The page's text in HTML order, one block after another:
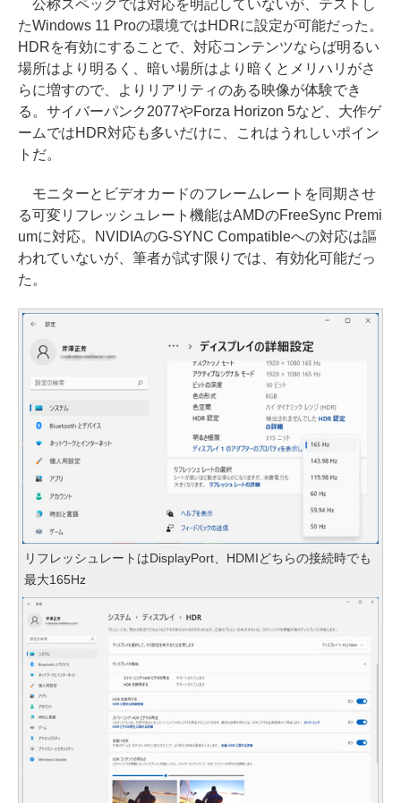
公称スペックでは対応を明記していないが、テストし
たWindows 11 Proの環境ではHDRに設定が可能だった。
HDRを有効にすることで、対応コンテンツならば明るい
場所はより明るく、暗い場所はより暗くとメリハリがさ
らに増すので、よりリアリティのある映像が体験でき
る。サイバーパンク2077やForza Horizon 5など、大作ゲ
ームではHDR対応も多いだけに、これはうれしいポイン
トだ。
モニターとビデオカードのフレームレートを同期させ
る可変リフレッシュレート機能はAMDのFreeSync Premi
umに対応。NVIDIAのG-SYNC Compatibleへの対応は謳
われていないが、筆者が試す限りでは、有効化可能だっ
た。
リフレッシュレートはDisplayPort、HDMIどちらの接続時でも
最大165Hz